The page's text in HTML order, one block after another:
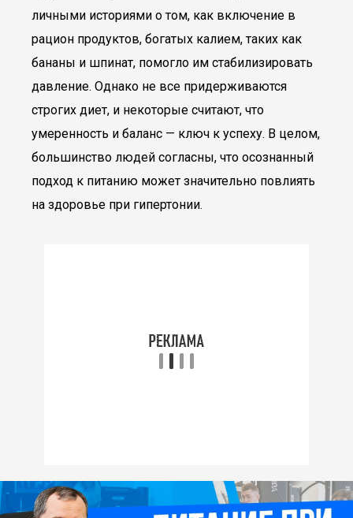
личными историями о том, как включение в
рацион продуктов, богатых калием, таких как
бананы и шпинат, помогло им стабилизировать
давление. Однако не все придерживаются
строгих диет, и некоторые считают, что
умеренность и баланс — ключ к успеху. В целом,
большинство людей согласны, что осознанный
подход к питанию может значительно повлиять
на здоровье при гипертонии.